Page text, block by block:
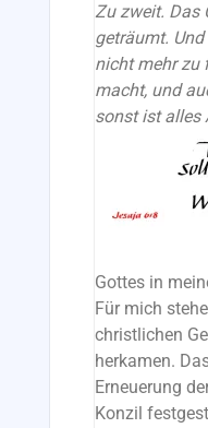
Zu zweit. Das
geträumt.
nicht mehr zu
macht, und
sonst ist alles
Gottes in
Für mich
christlichen
herkamen.
Erneuerung
Konzil